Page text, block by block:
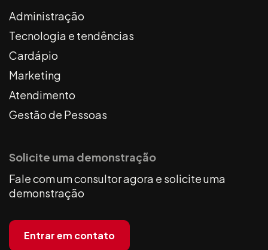
Administração
Tecnologia e tendências
Cardápio
Marketing
Atendimento
Gestão de Pessoas
Solicite uma demonstração
Fale com um consultor agora e solicite uma
demonstração
Entrar em contato